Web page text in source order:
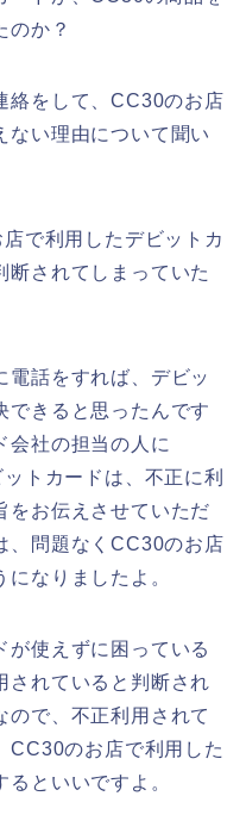
のか？
絡をして、CC30のお店
ない理由について聞い
で利用したデビットカ
断されてしまっていた
電話をすれば、デビッ
できると思ったんです
会社の担当の人に
トカードは、不正に利
をお伝えさせていただ
、問題なくCC30のお店
なりましたよ。
が使えずに困っている
されていると判断され
ので、不正利用されて
CC30のお店で利用した
といいですよ。